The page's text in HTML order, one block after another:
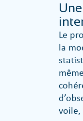
Le
la